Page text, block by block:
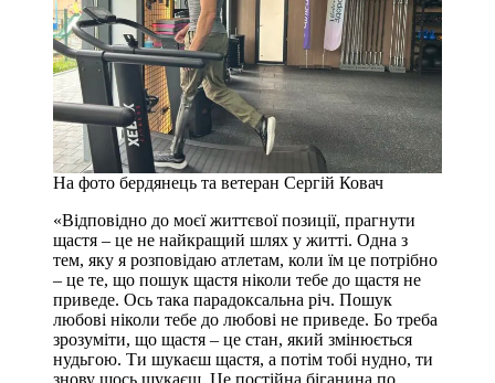
На фото бердянець та ветеран Сергій Ковач
«Відповідно до моєї життєвої позиції, прагнути
щастя – це не найкращий шлях у житті. Одна з
тем, яку я розповідаю атлетам, коли їм це потрібно
– це те, що пошук щастя ніколи тебе до щастя не
приведе. Ось така парадоксальна річ. Пошук
любові ніколи тебе до любові не приведе. Бо треба
зрозуміти, що щастя – це стан, який змінюється
нудьгою. Ти шукаєш щастя, а потім тобі нудно, ти
знову щось шукаєш. Це постійна біганина по